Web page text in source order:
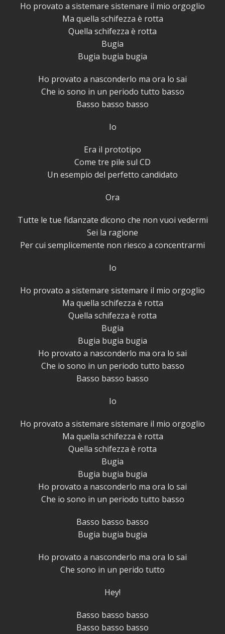
Ho provato a sistemare sistemare il mio orgoglio
Ma quella schifezza è rotta
Quella schifezza è rotta
Bugia
Bugia bugia bugia
Ho provato a nasconderlo ma ora lo sai
Che io sono in un periodo tutto basso
Basso basso basso
Io
Era il prototipo
Come tre pile sul CD
Un esempio del perfetto candidato
Ora
Tutte le tue fidanzate dicono che non vuoi vedermi
Sei la ragione
Per cui semplicemente non riesco a concentrarmi
Io
Ho provato a sistemare sistemare il mio orgoglio
Ma quella schifezza è rotta
Quella schifezza è rotta
Bugia
Bugia bugia bugia
Ho provato a nasconderlo ma ora lo sai
Che io sono in un periodo tutto basso
Basso basso basso
Io
Ho provato a sistemare sistemare il mio orgoglio
Ma quella schifezza è rotta
Quella schifezza è rotta
Bugia
Bugia bugia bugia
Ho provato a nasconderlo ma ora lo sai
Che io sono in un periodo tutto basso
Basso basso basso
Bugia bugia bugia
Ho provato a nasconderlo ma ora lo sai
Che sono in un perido tutto
Hey!
Basso basso basso
Basso basso basso